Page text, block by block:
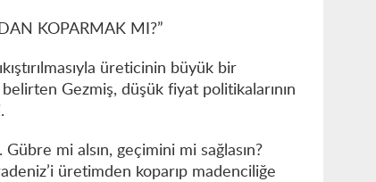
KOPARMAK MI?”
üreticinin büyük bir
Gezmiş, düşük fiyat politikalarının
mi alsın, geçimini mi sağlasın?
üretimden koparıp madenciliğe